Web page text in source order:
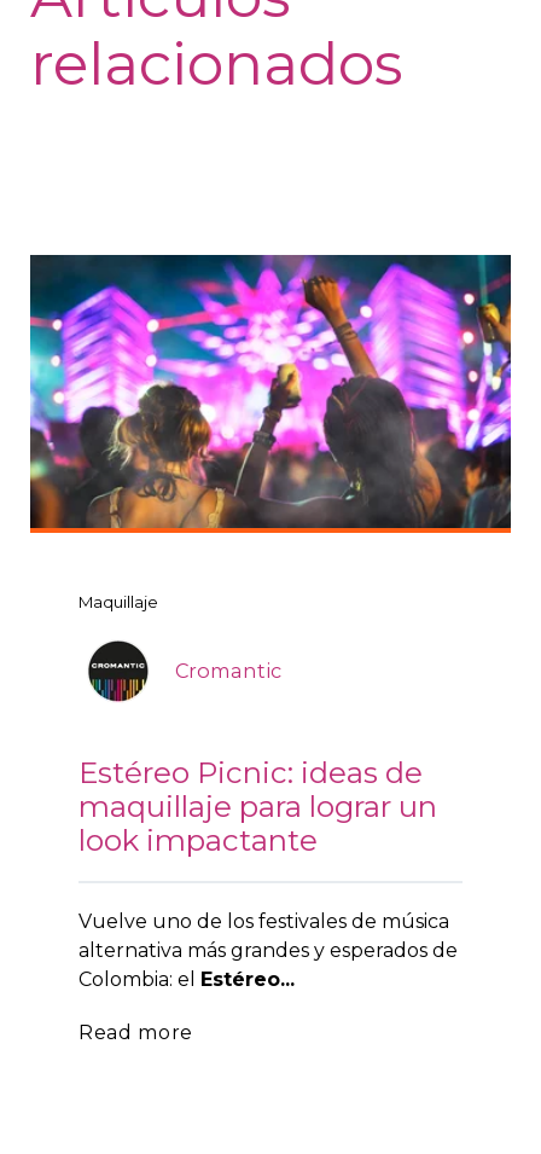
relacionados
Maquillaje
Cromantic
Estéreo Picnic: ideas de
maquillaje para lograr un
look impactante
Vuelve uno de los festivales de música
alternativa más grandes y esperados de
Colombia: el Estéreo...
Read more